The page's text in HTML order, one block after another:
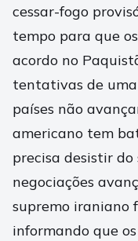
cessar-fogo
tempo para que
acordo no
tentativas de
países não
americano tem
precisa desistir
negociações
supremo iraniano
informando que